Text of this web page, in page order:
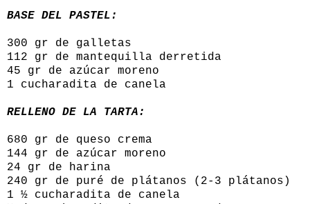
BASE DEL PASTEL:
300 gr de galletas
112 gr de mantequilla derretida
45 gr de azúcar moreno
1 cucharadita de canela
RELLENO DE LA TARTA:
680 gr de queso crema
144 gr de azúcar moreno
24 gr de harina
240 gr de puré de plátanos (2-3 plátanos)
1 ½ cucharadita de canela